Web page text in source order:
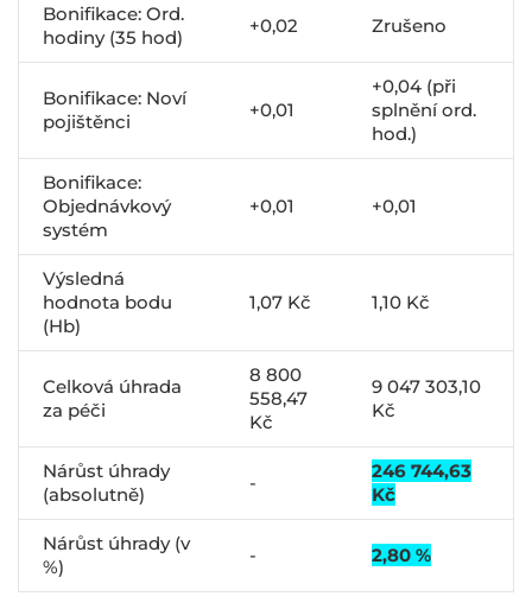
Bonifikace: Ord.
hodiny (35 hod)
+0,02 Zrušeno
Bonifikace: Noví
pojištěnci
+0,01
+0,04 (při
splnění ord.
hod.)
Bonifikace:
Objednávkový
systém
+0,01 +0,01
Výsledná
hodnota bodu
(Hb)
1,07 Kč 1,10 Kč
Celková úhrada
za péči
8 800
558,47
Kč
9 047 303,10
Kč
Nárůst úhrady
(absolutně)
-
246 744,63
Kč
Nárůst úhrady (v
%)
- 2,80 %